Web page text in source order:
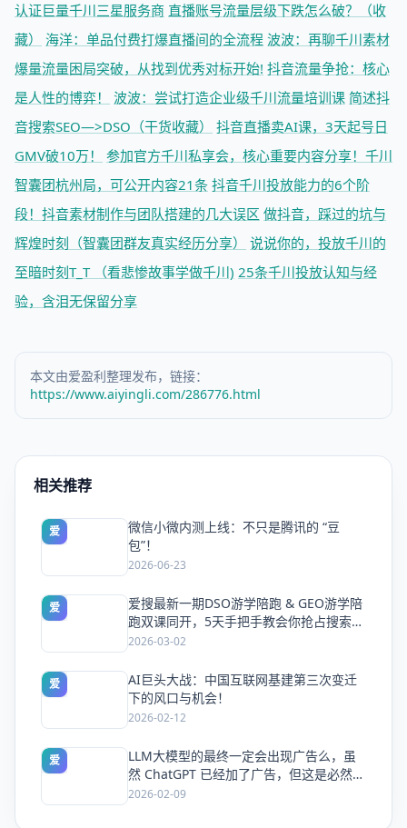
认证巨量千川三星服务商 直播账号流量层级下跌怎么破？（收
藏）
海洋：单品付费打爆直播间的全流程 波波：再聊千川素材
爆量流量困局突破，从找到优秀对标开始! 抖音流量争抢：核心
是人性的博弈！
波波：尝试打造企业级千川流量培训课 简述抖
音搜索SEO—>DSO（干货收藏）
抖音直播卖AI课，3天起号日
GMV破10万！
参加官方千川私享会，核心重要内容分享！ 千川
智囊团杭州局，可公开内容21条 抖音千川投放能力的6个阶
段！ 抖音素材制作与团队搭建的几大误区 做抖音，踩过的坑与
辉煌时刻（智囊团群友真实经历分享）
说说你的，投放千川的
至暗时刻T_T （看悲惨故事学做千川) 25条千川投放认知与经
验，含泪无保留分享
本文由爱盈利整理发布，链接：
https://www.aiyingli.com/286776.html
相关推荐
爱
微信小微内测上线：不只是腾讯的 “豆
包”！
2026-06-23
爱
爱搜最新一期DSO游学陪跑 & GEO游学陪
跑双课同开，5天手把手教会你抢占搜索流
量
2026-03-02
爱
AI巨头大战：中国互联网基建第三次变迁
下的风口与机会！
2026-02-12
爱
LLM大模型的最终一定会出现广告么，虽
然 ChatGPT 已经加了广告，但这是必然终
局么？
2026-02-09